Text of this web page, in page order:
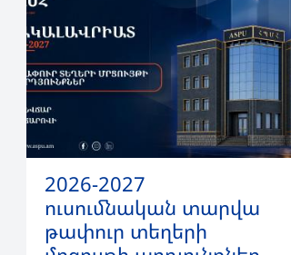
2026-2027
ուսումնական տարվա
թափուր տեղերի